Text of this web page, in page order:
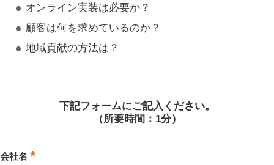
オンライン実装は必要か？
顧客は何を求めているのか？
地域貢献の方法は？
下記フォームにご記入ください。
（所要時間：1分）